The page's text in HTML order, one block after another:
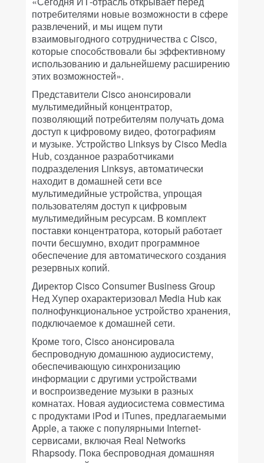
потребителями новые возможности в сфере
развлечений, и мы ищем пути
взаимовыгодного сотрудничества с Cisco,
которые способствовали бы эффективному
использованию и дальнейшему расширению
этих возможностей».
Представители Cisco анонсировали
мультимедийный концентратор,
позволяющий потребителям получать дома
доступ к цифровому видео, фотографиям
и музыке. Устройство Linksys by Cisco Media
Hub, созданное разработчиками
подразделения Linksys, автоматически
находит в домашней сети все
мультимедийные устройства, упрощая
пользователям доступ к цифровым
мультимедийным ресурсам. В комплект
поставки концентратора, который работает
почти бесшумно, входит программное
обеспечение для автоматического создания
резервных копий.
Директор Cisco Consumer Business Group
Нед Хупер охарактеризовал Media Hub как
полнофункциональное устройство хранения,
подключаемое к домашней сети.
Кроме того, Cisco анонсировала
беспроводную домашнюю аудиосистему,
обеспечивающую синхронизацию
информации с другими устройствами
и воспроизведение музыки в разных
комнатах. Новая аудиосистема совместима
с продуктами iPod и iTunes, предлагаемыми
Apple, а также с популярными Internet-
сервисами, включая Real Networks
Rhapsody. Пока беспроводная домашняя